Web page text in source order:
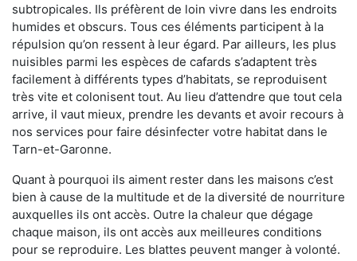
subtropicales. Ils préfèrent de loin vivre dans les endroits
humides et obscurs. Tous ces éléments participent à la
répulsion qu’on ressent à leur égard. Par ailleurs, les plus
nuisibles parmi les espèces de cafards s’adaptent très
facilement à différents types d’habitats, se reproduisent
très vite et colonisent tout. Au lieu d’attendre que tout cela
arrive, il vaut mieux, prendre les devants et avoir recours à
nos services pour faire désinfecter votre habitat dans le
Tarn-et-Garonne.
Quant à pourquoi ils aiment rester dans les maisons c’est
bien à cause de la multitude et de la diversité de nourriture
auxquelles ils ont accès. Outre la chaleur que dégage
chaque maison, ils ont accès aux meilleures conditions
pour se reproduire. Les blattes peuvent manger à volonté.